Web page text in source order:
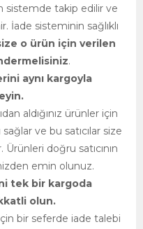
sistemde takip edilir ve
İade sisteminin sağlıklı
o ürün için verilen
.
aynı kargoyla
aldığınız ürünler için
ve bu satıcılar size
doğru satıcının
emin olunuz.
tek bir kargoda
olun.
bir seferde iade talebi